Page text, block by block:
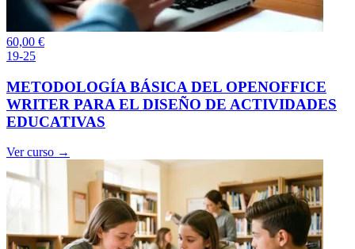
60,00 €
19-25
METODOLOGÍA BÁSICA DEL OPENOFFICE
WRITER PARA EL DISEÑO DE ACTIVIDADES
EDUCATIVAS
Ver curso →